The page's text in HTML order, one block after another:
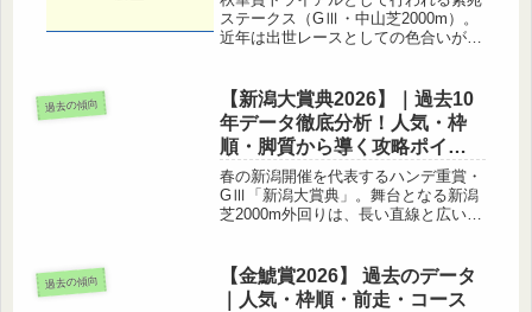
ステークス（GⅢ・中山芝2000m）。
近年は出世レースとしての色合いが濃
は、紫苑ステークスの過去の傾向や好
走馬の特徴をデータから掘り下げて
い...
過去の傾向
【新潟大賞典2026】｜過去10
年データ徹底分析！人気・枠
順・脚質から導く攻略ポイン
ト
春の新潟開催を代表するハンデ重賞・
GⅢ「新潟大賞典」。舞台となる新潟
芝2000m外回りは、長い直線と広いコ
に波乱が起こる難解な一戦です。実際
に過去10年のデータを見ても、1...
過去の傾向
【金鯱賞2026】 過去のデータ
｜人気・枠順・前走・コース